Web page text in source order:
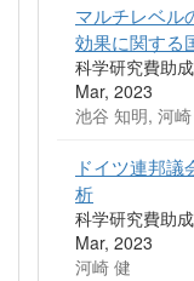
マルチレベル
効果に関する
科学研究費助
Mar, 2023
池谷 知明, 河
ドイツ連邦
析
科学研究費助
Mar, 2023
河崎 健